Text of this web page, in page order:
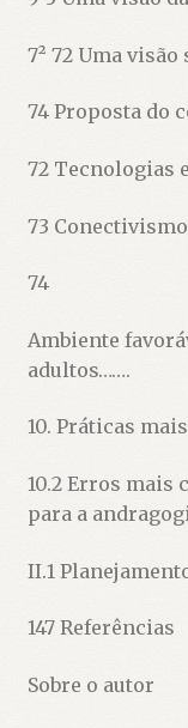
7² 72 Uma
74 Proposta do
72 Tecnologias
73
74
Ambiente
adultos…….
10. Práticas
10.2 Erros mais
para a
II.1
147 Referências
Sobre o autor